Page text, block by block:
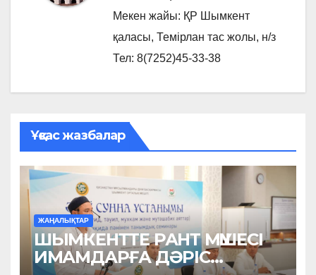
Мекен жайы: ҚР Шымкент
қаласы, Темірлан тас жолы, н/з
Тел: 8(7252)45-33-38
Ұқсас жазбалар
ЖАҢАЛЫҚТАР
ШЫМКЕНТТЕ РАНТ МҮШЕСІ
ИМАМДАРҒА ДӘРІС